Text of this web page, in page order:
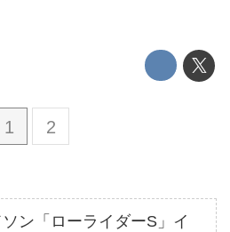
1 2
ン「ローライダーS」イ